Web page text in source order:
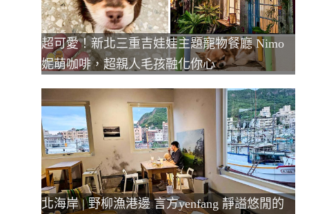
超可愛！新北三重吉娃娃主題寵物餐廳 Nimo
妮萌咖啡，超親人毛孩融化你心
北海岸 | 野柳漁港邊 言方yenfang 靜謚悠閒的